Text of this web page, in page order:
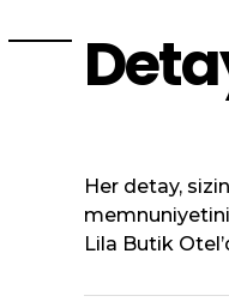
Her detay,
Lila Butik